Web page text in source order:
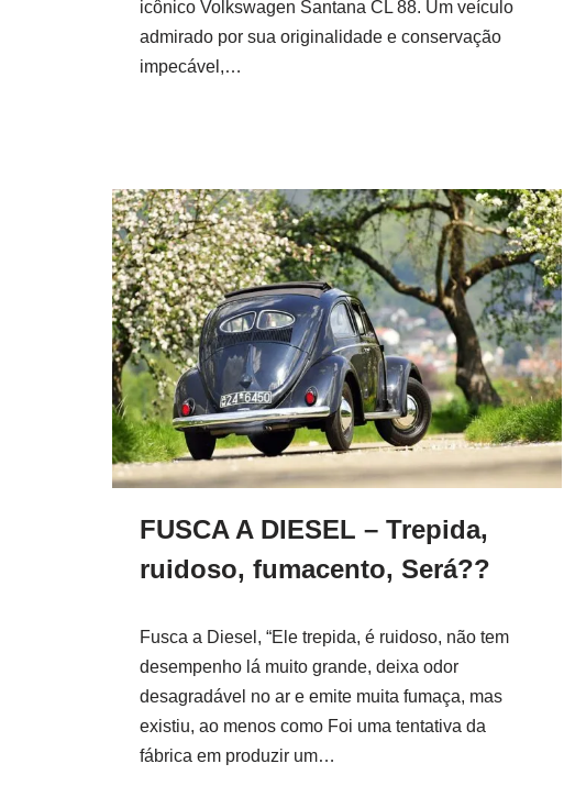
icônico Volkswagen Santana CL 88. Um veículo
admirado por sua originalidade e conservação
impecável,…
FUSCA A DIESEL – Trepida,
ruidoso, fumacento, Será??
Fusca a Diesel, “Ele trepida, é ruidoso, não tem
desempenho lá muito grande, deixa odor
desagradável no ar e emite muita fumaça, mas
existiu, ao menos como Foi uma tentativa da
fábrica em produzir um…